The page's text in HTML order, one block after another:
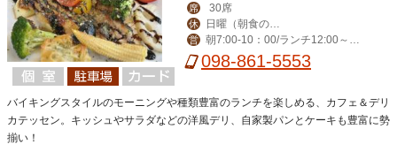
席 30席
休
営業）
営
朝7:00-10：00/ランチ12:00～ラ
ストオーダー16：30
098-861-5553
バイキングスタイルのモーニングや種類豊富のランチを楽しめる、カフェ＆デリ
カテッセン。キッシュやサラダなどの洋風デリ、自家製パンとケーキも豊富に勢
揃い！